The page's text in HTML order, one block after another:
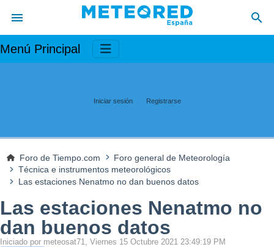
Menú Principal
Iniciar sesión Registrarse
Foro de Tiempo.com
Foro general de Meteorología
Técnica e instrumentos meteorológicos
Las estaciones Nenatmo no dan buenos datos
Las estaciones Nenatmo no
dan buenos datos
Iniciado por meteosat71, Viernes 15 Octubre 2021 23:49:19 PM